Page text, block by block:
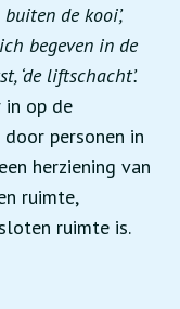
buiten de kooi’,
begeven in de
‘de liftschacht’.
in op de
personen in
herziening van
ruimte,
ruimte is.